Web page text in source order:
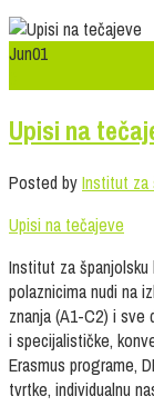
Jun01
Upisi na
Posted byInstitut za
Upisi na tečajeve
Institut za
polaznicima nudi na
znanja (A1-C2) i sve
i specijalističke,
Erasmus programe,
tvrtke, individualnu